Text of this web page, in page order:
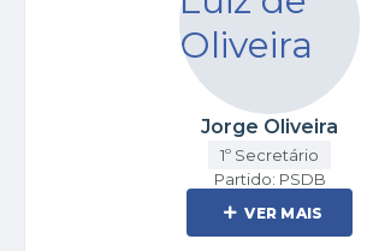
Jorge Oliveira
1º Secretário
Partido: PSDB
VER MAIS